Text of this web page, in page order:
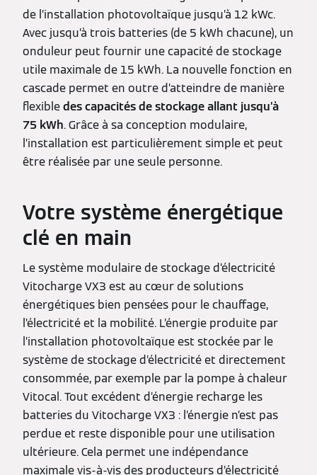
de l’installation photovoltaïque jusqu’à 12 kWc.
Avec jusqu’à trois batteries (de 5 kWh chacune), un
onduleur peut fournir une capacité de stockage
utile maximale de 15 kWh. La nouvelle fonction en
cascade permet en outre d’atteindre de manière
flexibledes capacités de stockage allant jusqu’à
75 kWh. Grâce à sa conception modulaire,
l’installation est particulièrement simple et peut
être réalisée par une seule personne.
Votre système énergétique
clé en main
Le système modulaire de stockage d’électricité
Vitocharge VX3 est au cœur de solutions
énergétiques bien pensées pour le chauffage,
l’électricité et la mobilité. L’énergie produite par
l’installation photovoltaïque est stockée par le
système de stockage d’électricité et directement
consommée, par exemple par la pompe à chaleur
Vitocal. Tout excédent d’énergie recharge les
batteries du Vitocharge VX3 : l’énergie n’est pas
perdue et reste disponible pour une utilisation
ultérieure. Cela permet une indépendance
maximale vis-à-vis des producteurs d’électricité